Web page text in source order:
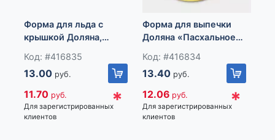
Форма для льда с
крышкой Доляна,
14 ячеек (4×3×2 см),
голубая
Код: #416835
13.00 руб.
11.70 руб.
Для зарегистрированных
клиентов
*
Форма для выпечки
Доляна «Пасхальное
см, силикон, жёлтая
Код: #416834
13.40 руб.
12.06 руб.
Для зарегистрированных
клиентов
*